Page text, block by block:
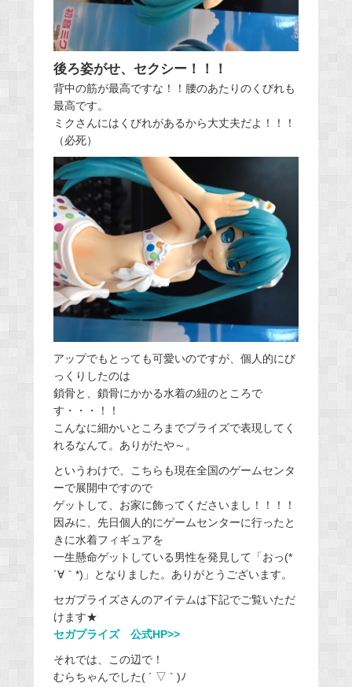
後ろ姿がせ、セクシー！！！
背中の筋が最高ですな！！腰のあたりのくびれも
最高です。
ミクさんにはくびれがあるから大丈夫だよ！！！
（必死）
アップでもとっても可愛いのですが、個人的にび
っくりしたのは
鎖骨と、鎖骨にかかる水着の紐のところで
す・・・！！
こんなに細かいところまでプライズで表現してく
れるなんて。ありがたや～。
というわけで、こちらも現在全国のゲームセンタ
ーで展開中ですので
ゲットして、お家に飾ってくださいまし！！！！
因みに、先日個人的にゲームセンターに行ったと
きに水着フィギュアを
一生懸命ゲットしている男性を発見して「おっ(*
´∀｀*)」となりました。ありがとうございます。
セガプライズさんのアイテムは下記でご覧いただ
けます★
セガプライズ 公式HP>>
それでは、この辺で！
むらちゃんでした( ´ ▽ ` )ﾉ